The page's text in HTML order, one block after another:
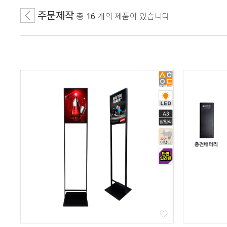
주문제작 총 16 개 의 제품이 있습니다.